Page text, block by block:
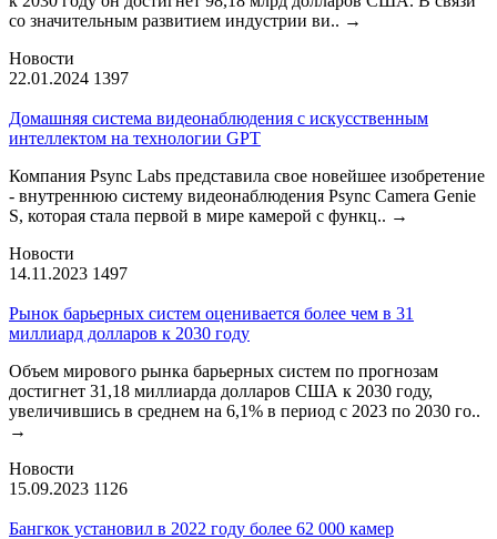
со значительным развитием индустрии ви.. →
Новости
22.01.2024 1397
Домашняя система видеонаблюдения с искусственным
интеллектом на технологии GPT
Компания Psync Labs представила свое новейшее изобретение
- внутреннюю систему видеонаблюдения Psync Camera Genie
S, которая стала первой в мире камерой с функц.. →
Новости
14.11.2023 1497
Рынок барьерных систем оценивается более чем в 31
миллиард долларов к 2030 году
Объем мирового рынка барьерных систем по прогнозам
достигнет 31,18 миллиарда долларов США к 2030 году,
увеличившись в среднем на 6,1% в период с 2023 по 2030 го..
→
Новости
15.09.2023 1126
Бангкок установил в 2022 году более 62 000 камер